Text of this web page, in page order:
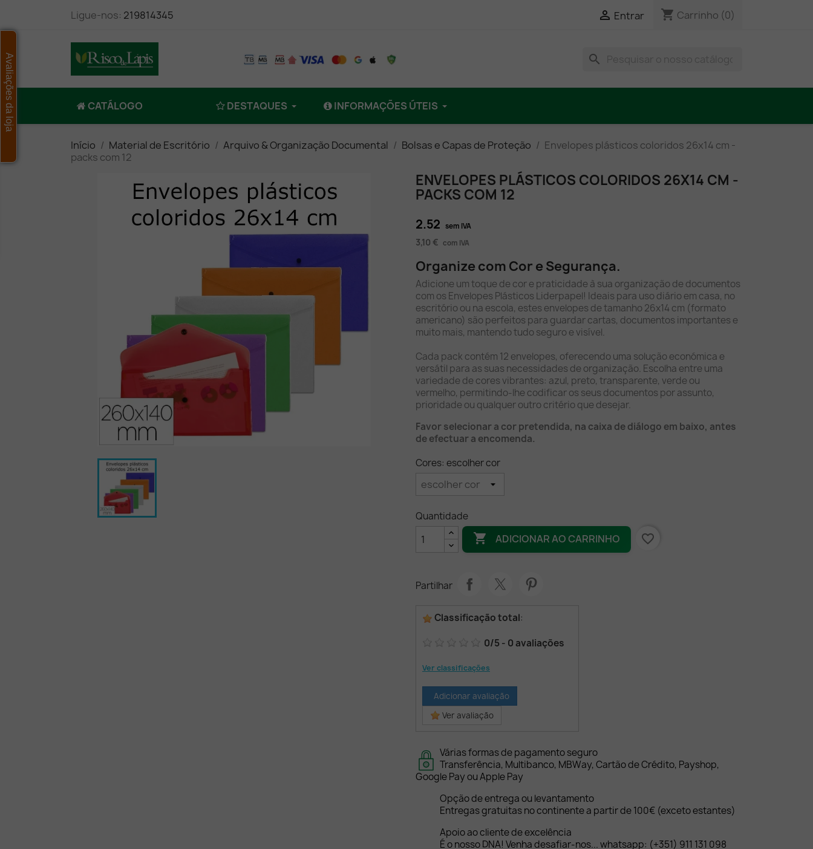
Ligue-nos: 219814345  Entrar shopping_cart Carrinho (0)
search
CATÁLOGO DESTAQUES INFORMAÇÕES ÚTEIS
Início Material de Escritório Arquivo & Organização Documental Bolsas e Capas de Proteção
Envelopes plásticos coloridos 26x14 cm -
packs com 12
ENVELOPES PLÁSTICOS COLORIDOS 26X14 CM -
PACKS COM 12
2.52 sem IVA
3,10 € com IVA
Organize com Cor e Segurança.
Adicione um toque de cor e praticidade à sua organização de documentos
com os Envelopes Plásticos Liderpapel! Ideais para uso diário em casa, no
escritório ou na escola, estes envelopes de tamanho 26x14 cm (formato
americano) são perfeitos para guardar cartas, documentos importantes e
muito mais, mantendo tudo seguro e visível.
Cada pack contém 12 envelopes, oferecendo uma solução económica e
versátil para as suas necessidades de organização. Escolha entre uma
variedade de cores vibrantes: azul, preto, transparente, verde ou
vermelho, permitindo-lhe codificar os seus documentos por assunto,
prioridade ou qualquer outro critério que desejar.
Favor selecionar a cor pretendida, na caixa de diálogo em baixo, antes
de efectuar a encomenda.
Cores: escolher cor
Quantidade
 ADICIONAR AO CARRINHO favorite_border
Partilhar
Classificação total:
0/5 - 0 avaliações
Ver classificações
Adicionar avaliação
Ver avaliação
Várias formas de pagamento seguro
Transferência, Multibanco, MBWay, Cartão de Crédito, Payshop,
Google Pay ou Apple Pay
Opção de entrega ou levantamento
Entregas gratuitas no continente a partir de 100€ (exceto estantes)
Apoio ao cliente de excelência
É o nosso DNA! Venha desafiar-nos... whatsapp: (+351) 911 131 098
Avaliações da loja